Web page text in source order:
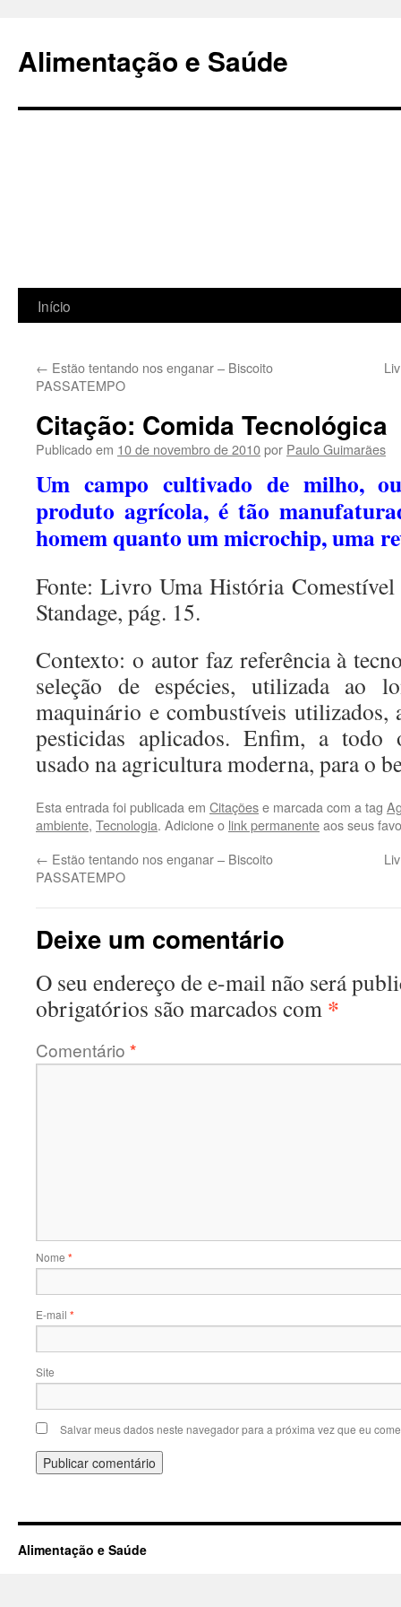
Alimentação e Saúde
Pular
Início
← Estão tentando nos enganar – Biscoito
PASSATEMPO
Citação: Comida Tecnológica
Publicado em 10 de novembro de 2010por Paulo Guimarães
Um campo cultivado de milho,
produto agrícola, é tão
homem quanto um microchip, uma
Fonte: Livro Uma História
Standage, pág. 15.
Contexto: o autor faz referência à
seleção de espécies, utilizada ao
maquinário e combustíveis utilizados,
pesticidas aplicados. Enfim, a todo
usado na agricultura moderna, para o
Esta entrada foi publicada em Citaçõese marcada com a tag
ambiente, Tecnologia. Adicione o link permanenteaos seus
← Estão tentando nos enganar – Biscoito
PASSATEMPO
Deixe um comentário
O seu endereço de e-mail não será
obrigatórios são marcados com *
Comentário *
Nome *
E-mail *
Site
Salvar meus dados neste navegador para a próxima vez que eu
Alimentação e Saúde